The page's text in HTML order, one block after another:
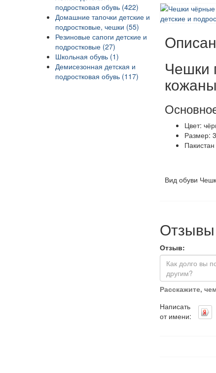
Чешки
Цвет:
Размер:
Пакистан
Вид обуви
Отзыв:
Расскажите,
Написать
от имени:
подростковая обувь (422)
Домашние тапочки детские и
подростковые, чешки (55)
Резиновые сапоги детские и
подростковые (27)
Школьная обувь (1)
Демисезонная детская и
подростковая обувь (117)